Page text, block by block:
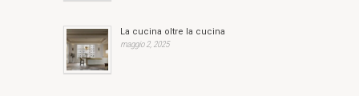
La cucina oltre la cucina
maggio 2, 2025